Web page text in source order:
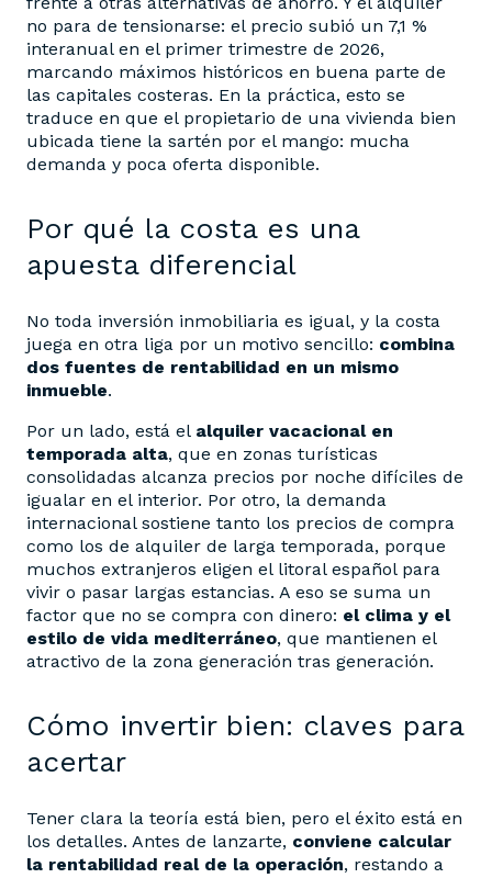
no para de tensionarse: el precio subió un 7,1 %
interanual en el primer trimestre de 2026,
marcando máximos históricos en buena parte de
las capitales costeras. En la práctica, esto se
traduce en que el propietario de una vivienda bien
ubicada tiene la sartén por el mango: mucha
demanda y poca oferta disponible.
Por qué la costa es una
apuesta diferencial
No toda inversión inmobiliaria es igual, y la costa
juega en otra liga por un motivo sencillo: combina
dos fuentes de rentabilidad en un mismo
inmueble.
Por un lado, está el alquiler vacacional en
temporada alta, que en zonas turísticas
consolidadas alcanza precios por noche difíciles de
igualar en el interior. Por otro, la demanda
internacional sostiene tanto los precios de compra
como los de alquiler de larga temporada, porque
muchos extranjeros eligen el litoral español para
vivir o pasar largas estancias. A eso se suma un
factor que no se compra con dinero: el clima y el
estilo de vida mediterráneo, que mantienen el
atractivo de la zona generación tras generación.
Cómo invertir bien: claves para
acertar
Tener clara la teoría está bien, pero el éxito está en
los detalles. Antes de lanzarte, conviene calcular
la rentabilidad real de la operación, restando a